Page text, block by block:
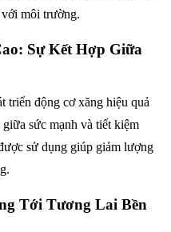
với môi trường.
Sự Kết Hợp Giữa
triển động cơ xăng hiệu quả
sức mạnh và tiết kiệm
sử dụng giúp giảm lượng
Tới Tương Lai Bền